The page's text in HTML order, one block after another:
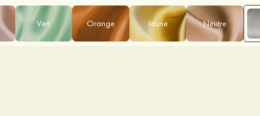
Vert Orange Jaune Neutre